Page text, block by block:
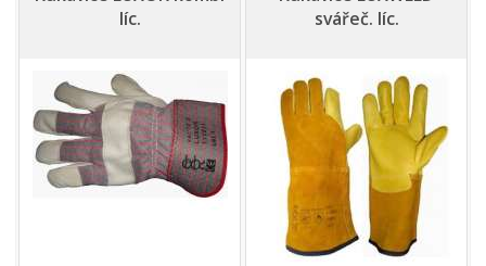
líc.
svářeč. líc.